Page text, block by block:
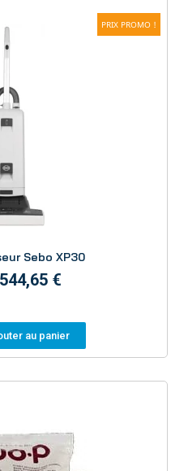
PRIX PROMO !
Sebo XP30
544,65 €
au panier